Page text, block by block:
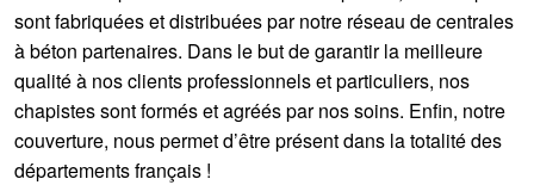
sont fabriquées et distribuées par notre réseau de centrales
à béton partenaires. Dans le but de garantir la meilleure
qualité à nos clients professionnels et particuliers, nos
chapistes sont formés et agréés par nos soins. Enfin, notre
couverture, nous permet d’être présent dans la totalité des
départements français !